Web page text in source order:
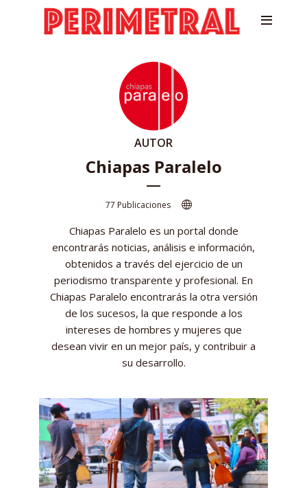
AUTOR
Chiapas Paralelo
77 Publicaciones
Chiapas Paralelo es un portal donde
encontrarás noticias, análisis e información,
obtenidos a través del ejercicio de un
periodismo transparente y profesional. En
Chiapas Paralelo encontrarás la otra versión
de los sucesos, la que responde a los
intereses de hombres y mujeres que
desean vivir en un mejor país, y contribuir a
su desarrollo.